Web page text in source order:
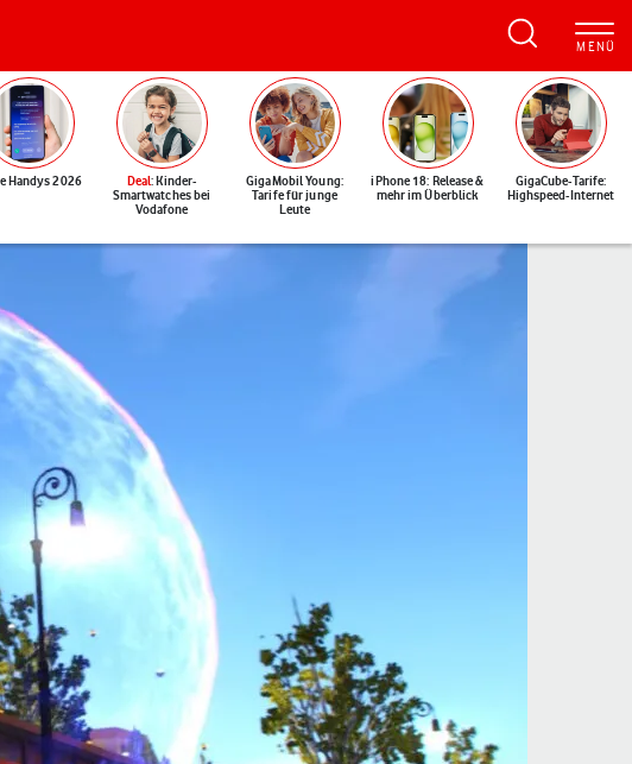
Handys 2026 Deal: Kinder-
Smartwatches bei
Vodafone
GigaMobil Young:
Tarife für junge
Leute
iPhone 18: Release &
mehr im Überblick
GigaCube-Tarife:
Highspeed-Internet